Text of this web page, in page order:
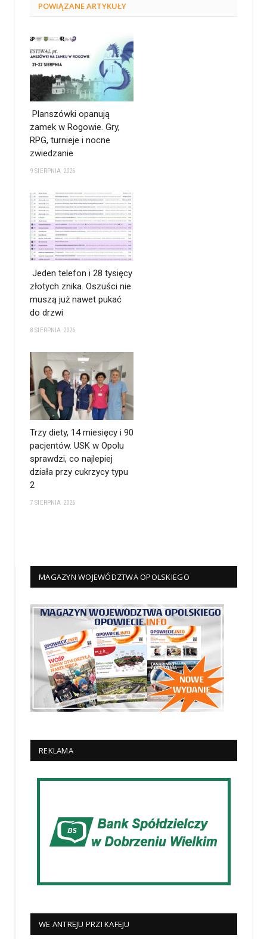
POWIĄZANEARTYKUŁY
Planszówki opanują
zamek w Rogowie. Gry,
RPG, turnieje i nocne
zwiedzanie
9 SIERPNIA 2026
Jeden telefon i 28 tysięcy
złotych znika. Oszuści nie
muszą już nawet pukać
do drzwi
8 SIERPNIA 2026
Trzy diety, 14 miesięcy i 90
pacjentów. USK w Opolu
sprawdzi, co najlepiej
działa przy cukrzycy typu
2
7 SIERPNIA 2026
MAGAZYN WOJEWÓDZTWA OPOLSKIEGO
REKLAMA
WE ANTREJU PRZI KAFEJU